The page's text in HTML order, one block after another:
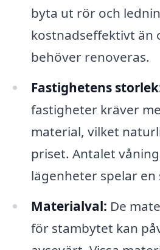
byta ut rör och
kostnadseffektivt än
behöver renoveras.
Fastighetens
fastigheter kräver
material, vilket
priset. Antalet
lägenheter spelar en
Materialval: De
för stambytet kan